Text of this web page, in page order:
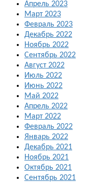
Апрель 2023
Март 2023
Февраль 2023
Декабрь 2022
Ноябрь 2022
Сентябрь 2022
Август 2022
Июль 2022
Июнь 2022
Май 2022
Апрель 2022
Март 2022
Февраль 2022
Январь 2022
Декабрь 2021
Ноябрь 2021
Октябрь 2021
Сентябрь 2021